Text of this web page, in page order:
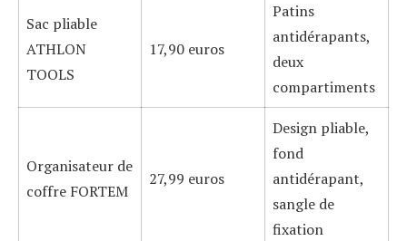
Sac pliable
ATHLON
TOOLS
17,90 euros
Patins
antidérapants,
deux
compartiments
Organisateur de
coffre FORTEM
27,99 euros
Design pliable,
fond
antidérapant,
sangle de
fixation